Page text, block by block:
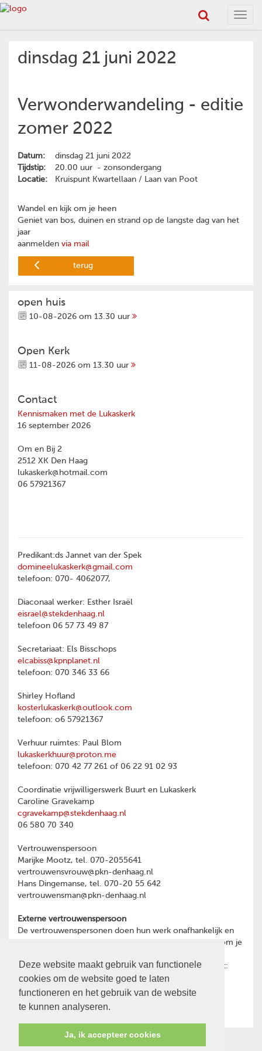
Deze website maakt gebruik van functionele
cookies om de website goed te laten
functioneren en het gebruik van de website
te kunnen analyseren.
Ja, ik accepteer cookies
dinsdag 21 juni 2022
Verwonderwandeling - editie
zomer 2022
Datum:
dinsdag 21 juni 2022
Tijdstip:
20.00 uur - zonsondergang
Locatie:
Kruispunt Kwartellaan / Laan van Poot
Wandel en kijk om je heen
Geniet van bos, duinen en strand op de langste dag van het
jaar
aanmelden via mail
terug
open huis
10-08-2026 om 13.30 uur
Open Kerk
11-08-2026 om 13.30 uur
Contact
Kennismaken met de Lukaskerk
16 september 2026
Om en Bij 2
2512 XK Den Haag
lukaskerk@hotmail.com
06 57921367
Predikant:ds Jannet van der Spek
domineelukaskerk@gmail.com
telefoon: 070- 4062077,
Diaconaal werker: Esther Israël
eisrael@stekdenhaag.nl
telefoon 06 57 73 49 87
Secretariaat: Els Bisschops
elcabiss@kpnplanet.nl
telefoon: 070 346 33 66
Shirley Hofland
kosterlukaskerk@outlook.com
telefoon: o6 57921367
Verhuur ruimtes: Paul Blom
lukaskerkhuur@proton.me
telefoon: 070 42 77 261 of 06 22 91 02 93
Coordinatie vrijwilligerswerk Buurt en Lukaskerk
Caroline Gravekamp
cgravekamp@stekdenhaag.nl
06 580 70 340
Vertrouwenspersoon
Marijke Mootz, tel. 070-2055641
vertrouwensvrouw@pkn-denhaag.nl
Hans Dingemanse, tel. 070-20 55 642
vertrouwensman@pkn-denhaag.nl
Externe vertrouwenspersoon
De vertrouwenspersonen doen hun werk onafhankelijk en
hebben geheimhoudingsplicht. Heb je een reden waarom je
vertrouwenspersoon, dan kun je contact opnemen met:
Ina Oost
psychotherapeut en GZ-psycholoog
06-28466591